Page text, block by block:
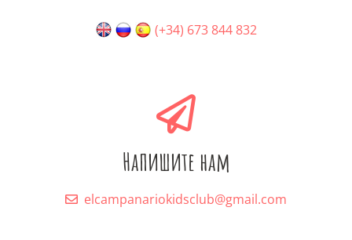
(+34) 673 844 832
Напишите нам
elcampanariokidsclub@gmail.com